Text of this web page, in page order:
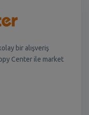
bir alışveriş
Center ile market